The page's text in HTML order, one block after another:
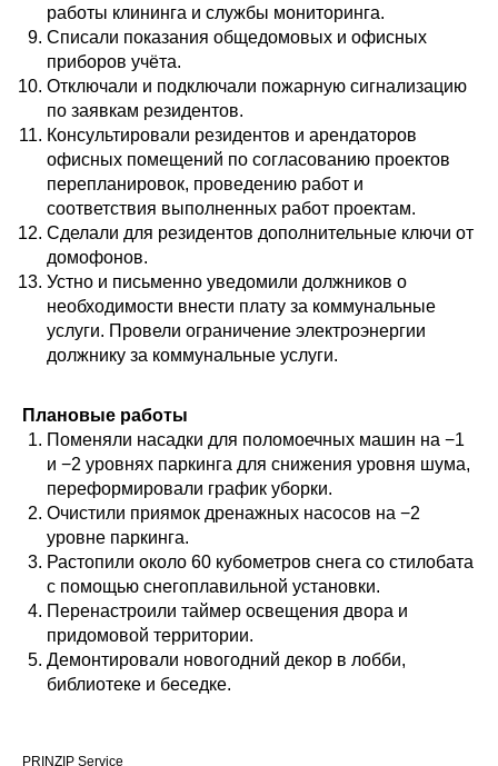
работы клининга и службы мониторинга.
Списали показания общедомовых и офисных
приборов учёта.
Отключали и подключали пожарную сигнализацию
по заявкам резидентов.
Консультировали резидентов и арендаторов
офисных помещений по согласованию проектов
перепланировок, проведению работ и
соответствия выполненных работ проектам.
Сделали для резидентов дополнительные ключи от
домофонов.
Устно и письменно уведомили должников о
необходимости внести плату за коммунальные
услуги. Провели ограничение электроэнергии
должнику за коммунальные услуги.
Плановые работы
Поменяли насадки для поломоечных машин на −1
и −2 уровнях паркинга для снижения уровня шума,
переформировали график уборки.
Очистили приямок дренажных насосов на −2
уровне паркинга.
Растопили около 60 кубометров снега со стилобата
с помощью снегоплавильной установки.
Перенастроили таймер освещения двора и
придомовой территории.
Демонтировали новогодний декор в лобби,
библиотеке и беседке.
PRINZIP Service